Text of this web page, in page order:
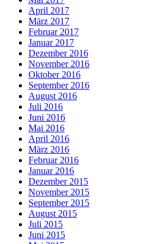
April 2017
März 2017
Februar 2017
Januar 2017
Dezember 2016
November 2016
Oktober 2016
September 2016
August 2016
Juli 2016
Juni 2016
Mai 2016
April 2016
März 2016
Februar 2016
Januar 2016
Dezember 2015
November 2015
September 2015
August 2015
Juli 2015
Juni 2015